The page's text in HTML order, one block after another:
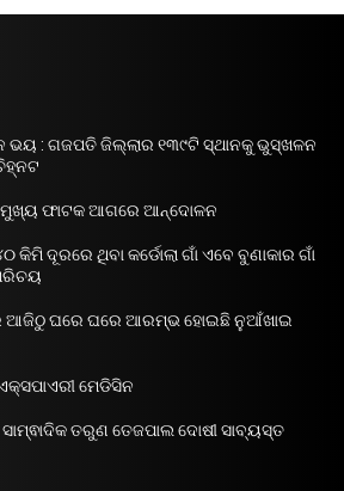
ଭୟ : ଗଜପତି ଜିଲ୍ଲାର ୧୩୯ଟି ସ୍ଥାନକୁ ଭୁସ୍ଖଳନ
: ମୁଖ୍ୟ ଫାଟକ ଆଗରେ ଆନ୍ଦୋଳନ
କିମି ଦୂରରେ ଥିବା କର୍ଡୋଲା ଗାଁ ଏବେ ବୁଣାକାର ଗାଁ
ଆଜିଠୁ ଘରେ ଘରେ ଆରମ୍ଭ ହୋଇଛି ନୁଆଁଖାଇ
ମେଡିସିନ
ତରୁଣ ତେଜପାଲ ଦୋଷୀ ସାବ୍ୟସ୍ତ